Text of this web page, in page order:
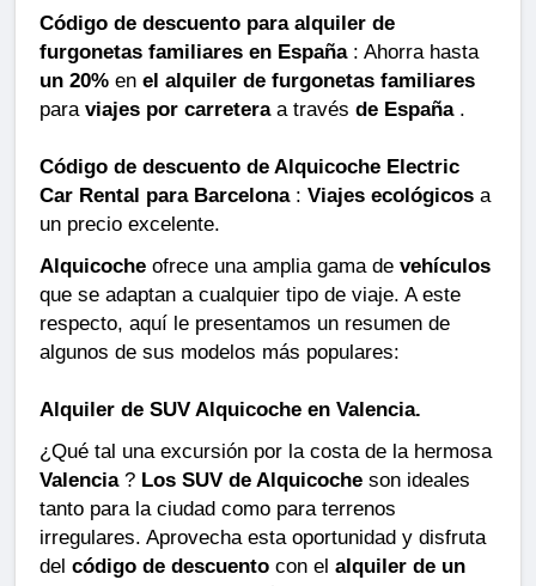
Código de descuento para alquiler de
furgonetas familiares en España: Ahorra hasta
un 20% en el alquiler de furgonetas familiares
para viajes por carreteraa través de España.
Código de descuento de Alquicoche Electric
Car Rental para Barcelona: Viajes ecológicos a
un precio excelente.
Alquicoche ofrece una amplia gama de vehículos
que se adaptan a cualquier tipo de viaje. A este
respecto, aquí le presentamos un resumen de
algunos de sus modelos más populares:
Alquiler de SUV Alquicoche en Valencia.
¿Qué tal una excursión por la costa de la hermosa
Valencia? Los SUV de Alquicoche son ideales
tanto para la ciudad como para terrenos
irregulares. Aprovecha esta oportunidad y disfruta
del código de descuento con el alquiler de un